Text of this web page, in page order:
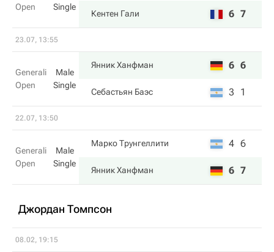
Open
Single
Кентен Гали 6 7
23.07, 13:55
Generali
Open
Male
Single
Янник Ханфман 6 6
Себастьян Баэс 3 1
22.07, 13:50
Generali
Open
Male
Single
Марко Трунгеллити 4 6
Янник Ханфман 6 7
Джордан Томпсон
08.02, 19:15